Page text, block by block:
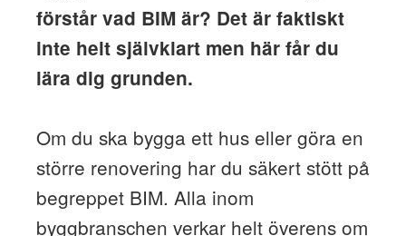
förstår vad BIM är? Det är faktiskt
inte helt självklart men här får du
lära dig grunden.
Om du ska bygga ett hus eller göra en
större renovering har du säkert stött på
begreppet BIM. Alla inom
byggbranschen verkar helt överens om